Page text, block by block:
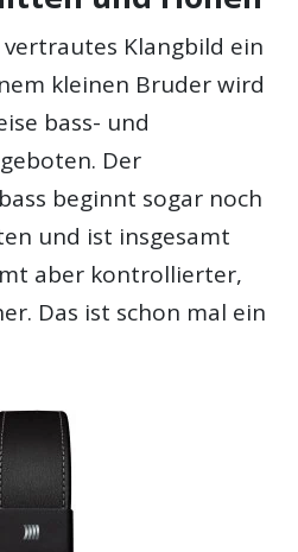
Klangbild ein
kleinen Bruder wird
bass- und
Der
beginnt sogar noch
und ist insgesamt
aber kontrollierter,
Das ist schon mal ein